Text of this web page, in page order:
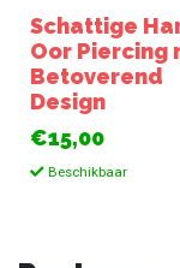
Schattige
Oor Piercing
Betoverend
Design
€15,00
Beschikbaar